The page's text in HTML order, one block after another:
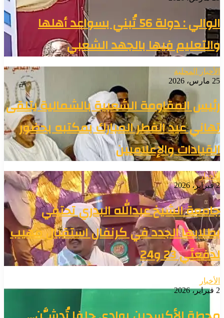
الوالي : دولة 56 تُبني بسواعد أهلها
والتعليم فيها بالجهد الشعبي
الأخبار المحلية
25 مارس، 2026
رئيس المقاومة الشعبية بالشمالية يتلقى
تهاني عيد الفطر المبارك بمكتبه بحضور
القيادات والإعلاميين
الأخبار
2 فبراير، 2026
جامعة الشيخ عبدالله البدري تحتفي
بطلابها الجدد في كرنفال استقبال مهيب
لدفعتَي 23 و24
الأخبار
2 فبراير، 2026